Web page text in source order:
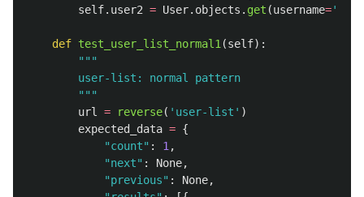
self. user2 = User. objects . get (username='
def test_user_list_normal1 (self):
"""
        user-list: normal pattern
"""
url
= reverse( ' user-list ' )
expected_data = {
"count" : 1 ,
"next" : None,
"previous" : None,